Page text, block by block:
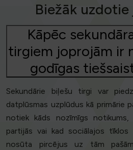
Biežāk
Kāpēc
tirgiem joprojām ir
godīgas
Sekundārie biļešu tirgi var
datplūsmas uzplūdus kā primārie
notiek kāds nozīmīgs
partijās vai kad sociālajos tīklos
nosūta pircējus uz tām